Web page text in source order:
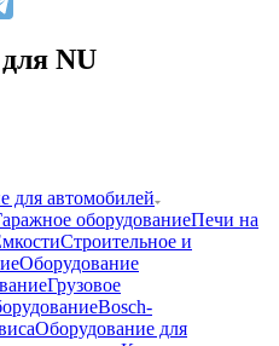
NU
для автомобилей
оборудованиеПечи на
Строительное и
Оборудование
Грузовое
Bosch-
Оборудование для